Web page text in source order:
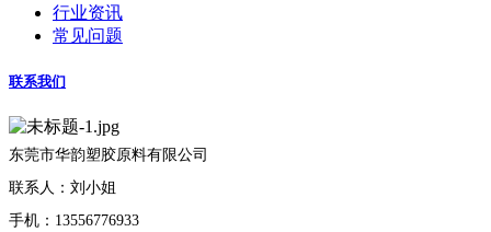
行业资讯
常见问题
联系我们
东莞市华韵塑胶原料有限公司
联系人：刘小姐
手机：13556776933